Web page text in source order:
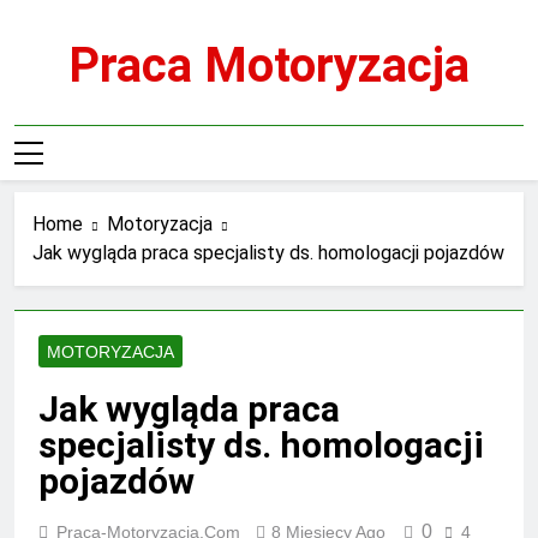
Praca Motoryzacja
Home
Motoryzacja
Jak wygląda praca specjalisty ds. homologacji pojazdów
MOTORYZACJA
Jak wygląda praca
specjalisty ds. homologacji
pojazdów
Praca-Motoryzacja.com 8 Miesięcy Ago 0 4